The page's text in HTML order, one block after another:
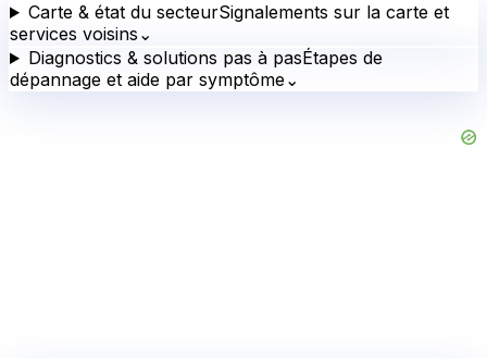
Carte & état du secteurSignalements sur la carte et
services voisins ⌄
Diagnostics & solutions pas à pasÉtapes de
dépannage et aide par symptôme⌄